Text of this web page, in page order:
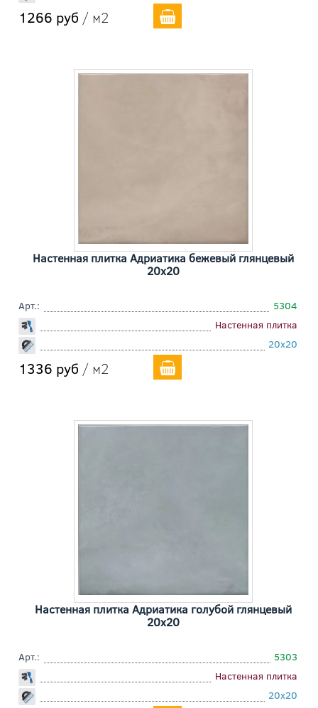
1266 руб / м2
Настенная плитка Адриатика бежевый глянцевый
20x20
Арт.:
5304
Настенная плитка
20x20
1336 руб / м2
Настенная плитка Адриатика голубой глянцевый
20x20
Арт.:
5303
Настенная плитка
20x20